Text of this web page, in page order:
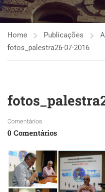
Home Publicações
fotos_palestra26-07-2016
Comentários
0 Comentários